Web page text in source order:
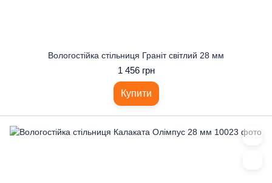
Вологостійка стільниця Граніт світлий 28 мм
1 456 грн
Купити